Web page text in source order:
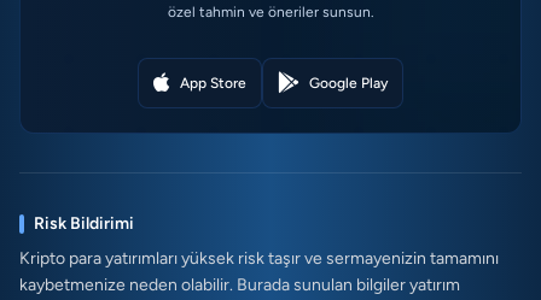
özel tahmin ve öneriler sunsun.
App Store Google Play
Risk Bildirimi
Kripto para yatırımları yüksek risk taşır ve sermayenizin tamamını
kaybetmenize neden olabilir. Burada sunulan bilgiler yatırım